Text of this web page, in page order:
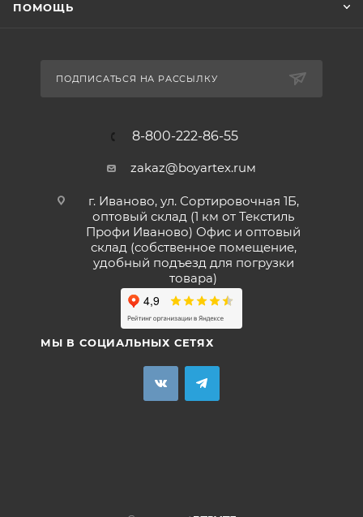
ПОМОЩЬ
ПОДПИСАТЬСЯ НА РАССЫЛКУ
8-800-222-86-55
zakaz@boyartex.ruм
г. Иваново, ул. Сортировочная 1Б,
оптовый склад (1 км от Текстиль
Профи Иваново) Офис и оптовый
склад (собственное помещение,
удобный подъезд для погрузки
товара)
МЫ В СОЦИАЛЬНЫХ СЕТЯХ